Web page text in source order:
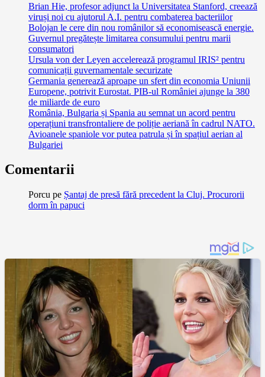
Brian Hie, profesor adjunct la Universitatea Stanford, creează
viruși noi cu ajutorul A.I. pentru combaterea bacteriilor
Bolojan le cere din nou românilor să economisească energie.
Guvernul pregătește limitarea consumului pentru marii
consumatori
Ursula von der Leyen accelerează programul IRIS² pentru
comunicații guvernamentale securizate
Germania generează aproape un sfert din economia Uniunii
Europene, potrivit Eurostat. PIB-ul României ajunge la 380
de miliarde de euro
România, Bulgaria și Spania au semnat un acord pentru
operațiuni transfrontaliere de poliție aeriană în cadrul NATO.
Avioanele spaniole vor putea patrula și în spațiul aerian al
Bulgariei
Comentarii
Porcu pe Șantaj de presă fără precedent la Cluj. Procurorii
dorm în papuci